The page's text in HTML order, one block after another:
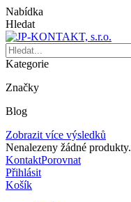
Nabídka
Hledat
Kategorie
Značky
Blog
Zobrazit více výsledků
Nenalezeny žádné produkty.
KontaktPorovnat
Přihlásit
Košík